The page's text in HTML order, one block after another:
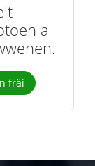
a
fräi